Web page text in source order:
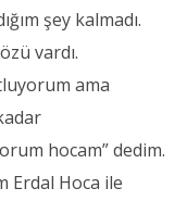
şey kalmadı.
vardı.
ama
hocam” dedim.
Erdal Hoca ile